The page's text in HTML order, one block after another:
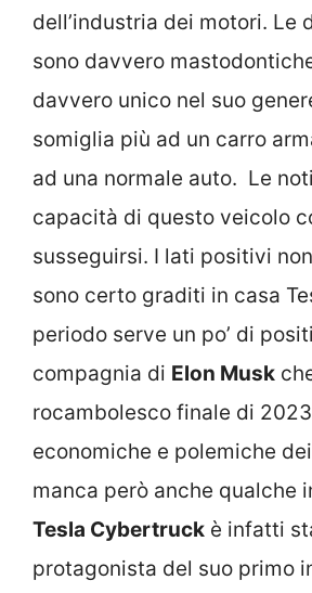
dell’industria dei motori. Le
sono davvero
davvero unico nel suo
somiglia più ad un carro
ad una normale auto. Le
capacità di questo veicolo
susseguirsi. I lati positivi
sono certo graditi in casa
periodo serve un po’ di
compagnia di Elon Musk
rocambolesco finale di
economiche e polemiche
manca però anche qualche
Tesla Cybertruck è infatti
protagonista del suo primo